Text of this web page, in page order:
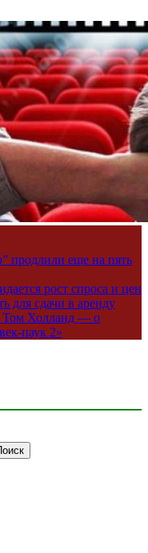
продлили еще на пять
рост спроса и цен
для сдачи в аренду
Том Холланд — о
паук 2»